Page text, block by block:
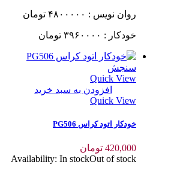
روان نویس : ۴٨٠٠٠٠٠ تومان
خودکار : ٣٩۶٠٠٠٠ تومان
سنجش
Quick View
افزودن به سبد خرید
Quick View
خودکار اتود کراس PG506
420,000 تومان
Availability:In stockOut of stock